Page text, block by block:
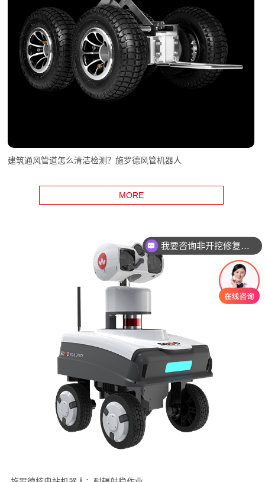
建筑通风管道怎么清洁检测？施罗德风管机器人
MORE
我要咨询非开挖修复设备
我要咨询智能电机产品